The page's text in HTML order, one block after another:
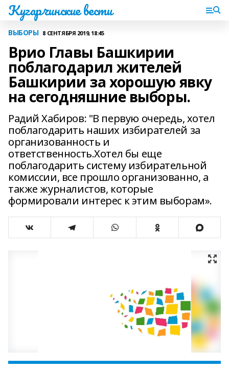
Кугарчинские вести
ВЫБОРЫ 8 СЕНТЯБРЯ 2019, 18:45
Врио Главы Башкирии
поблагодарил жителей
Башкирии за хорошую явку
на сегодняшние выборы.
Радий Хабиров: "В первую очередь, хотел
поблагодарить наших избирателей за
организованность и
ответственность.Хотел бы еще
поблагодарить систему избирательной
комиссии, все прошло организованно, а
также журналистов, которые
формировали интерес к этим выборам».